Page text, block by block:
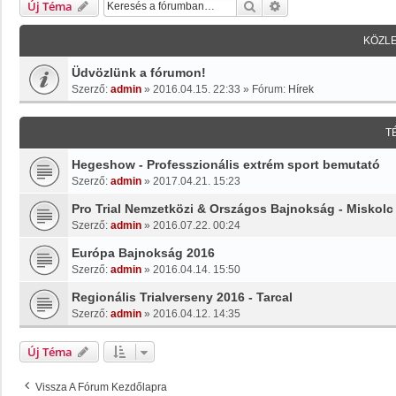
Új Téma Keresés
Üdvözlünk a fórumon!
Szerző: admin » 2016.04.15. 22:33 » Fórum: Hírek
Hegeshow - Professzionális extrém sport bemutató
Szerző: admin » 2017.04.21. 15:23
Pro Trial Nemzetközi & Országos Bajnokság - Miskolc
Szerző: admin » 2016.07.22. 00:24
Európa Bajnokság 2016
Szerző: admin » 2016.04.14. 15:50
Regionális Trialverseny 2016 - Tarcal
Szerző: admin » 2016.04.12. 14:35
Új Téma
Vissza A Fórum Kezdőlapra